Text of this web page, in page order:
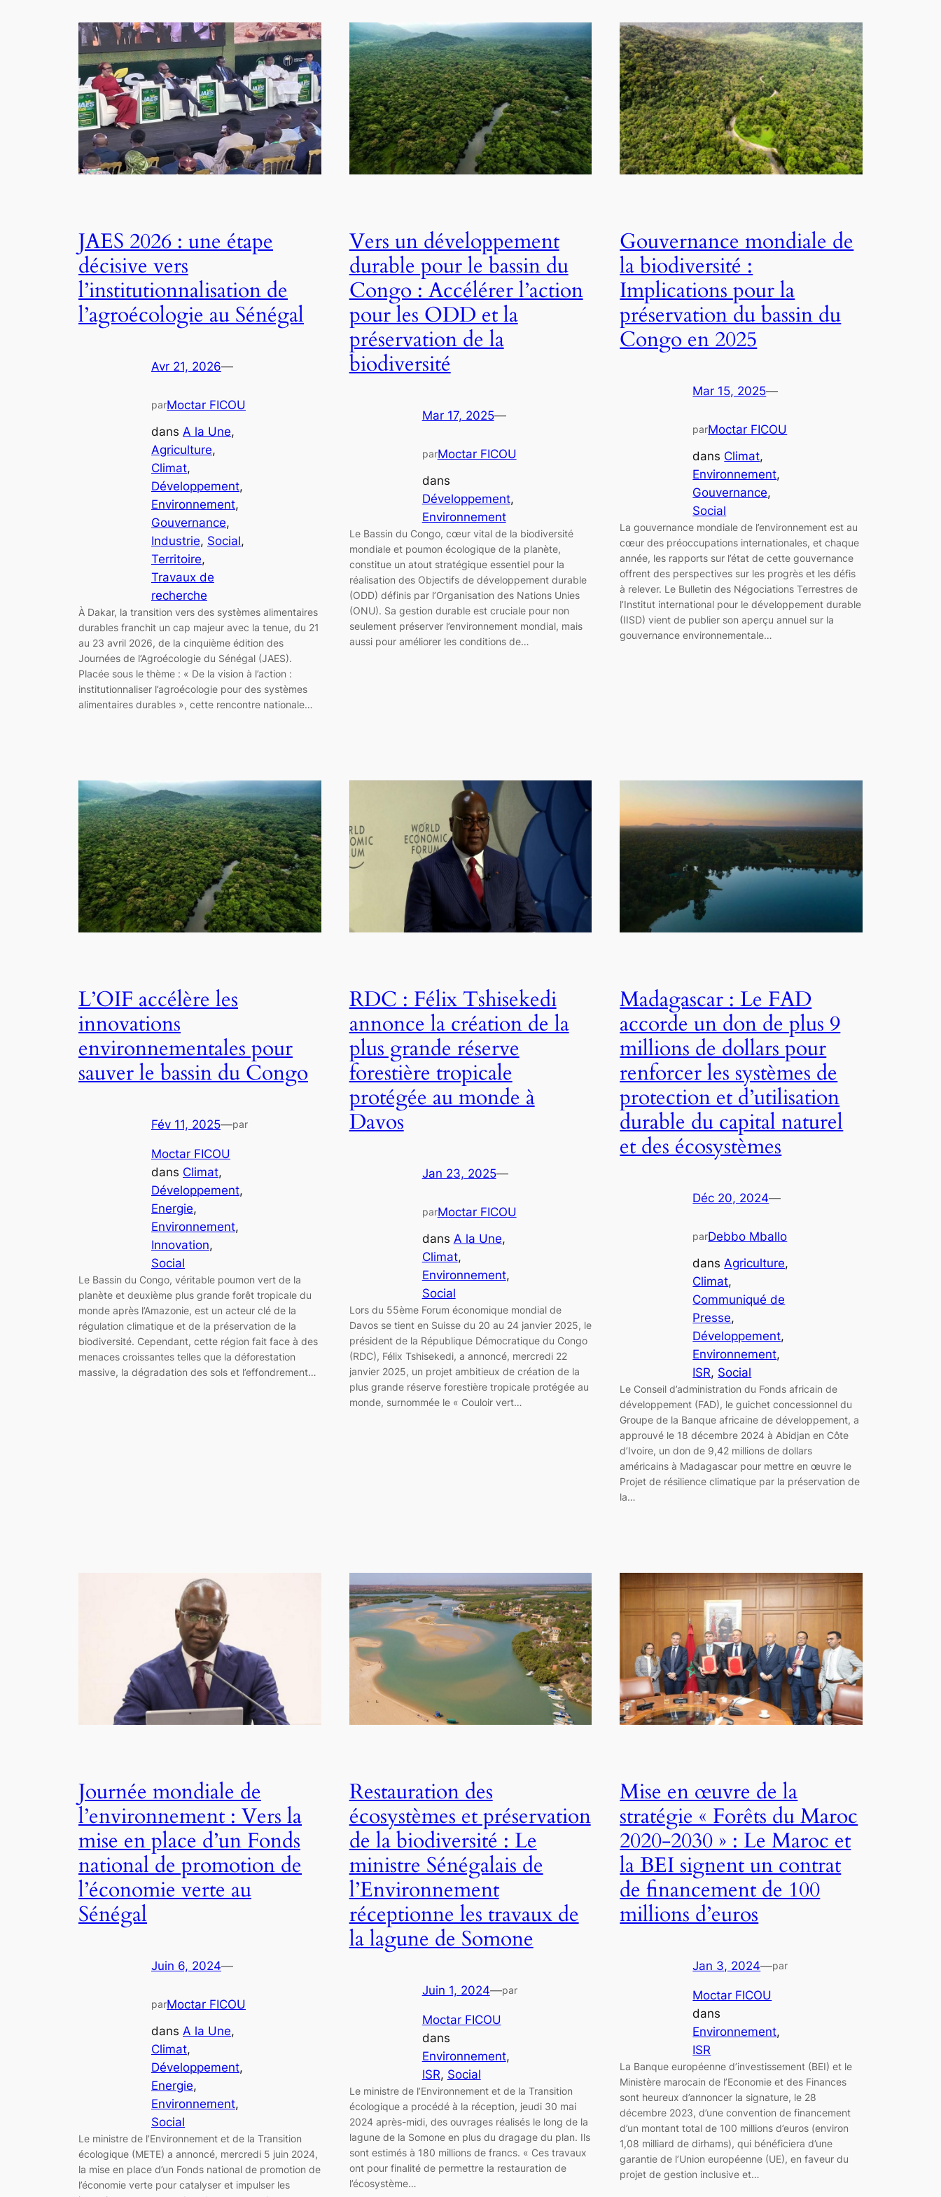
JAES 2026 : une étape
décisive vers
l’institutionnalisation de
l’agroécologie au Sénégal
Avr 21, 2026—
parMoctar FICOU
dans A la Une
Agriculture
Climat
Développement
Environnement
Gouvernance
Industrie, Social
Territoire
Travaux de
recherche
À Dakar, la transition vers des systèmes alimentaires
durables franchit un cap majeur avec la tenue, du 21
au 23 avril 2026, de la cinquième édition des
Journées de l’Agroécologie du Sénégal (JAES).
Placée sous le thème : « De la vision à l’action :
institutionnaliser l’agroécologie pour des systèmes
alimentaires durables », cette rencontre nationale…
Vers un développement
durable pour le bassin du
Congo : Accélérer l’action
pour les ODD et la
préservation de la
biodiversité
Mar 17, 2025—
parMoctar FICOU
dans
Développement
Environnement
Le Bassin du Congo, cœur vital de la biodiversité
mondiale et poumon écologique de la planète,
constitue un atout stratégique essentiel pour la
réalisation des Objectifs de développement durable
(ODD) définis par l’Organisation des Nations Unies
(ONU). Sa gestion durable est cruciale pour non
seulement préserver l’environnement mondial, mais
aussi pour améliorer les conditions de…
Gouvernance mondiale de
la biodiversité :
Implications pour la
préservation du bassin du
Congo en 2025
Mar 15, 2025—
parMoctar FICOU
dans Climat
Environnement
Gouvernance
Social
La gouvernance mondiale de l’environnement est au
cœur des préoccupations internationales, et chaque
année, les rapports sur l’état de cette gouvernance
offrent des perspectives sur les progrès et les défis
à relever. Le Bulletin des Négociations Terrestres de
l’Institut international pour le développement durable
(IISD) vient de publier son aperçu annuel sur la
gouvernance environnementale…
L’OIF accélère les
innovations
environnementales pour
sauver le bassin du Congo
Fév 11, 2025—par
Moctar FICOU
dans Climat
Développement
Energie
Environnement
Innovation
Social
Le Bassin du Congo, véritable poumon vert de la
planète et deuxième plus grande forêt tropicale du
monde après l’Amazonie, est un acteur clé de la
régulation climatique et de la préservation de la
biodiversité. Cependant, cette région fait face à des
menaces croissantes telles que la déforestation
massive, la dégradation des sols et l’effondrement…
RDC : Félix Tshisekedi
annonce la création de la
plus grande réserve
forestière tropicale
protégée au monde à
Davos
Jan 23, 2025—
parMoctar FICOU
dans A la Une
Climat
Environnement
Social
Lors du 55ème Forum économique mondial de
Davos se tient en Suisse du 20 au 24 janvier 2025, le
président de la République Démocratique du Congo
(RDC), Félix Tshisekedi, a annoncé, mercredi 22
janvier 2025, un projet ambitieux de création de la
plus grande réserve forestière tropicale protégée au
monde, surnommée le « Couloir vert…
Madagascar : Le FAD
accorde un don de plus 9
millions de dollars pour
renforcer les systèmes de
protection et d’utilisation
durable du capital naturel
et des écosystèmes
Déc 20, 2024—
parDebbo Mballo
dansAgriculture
Climat
Communiqué de
Presse
Développement
Environnement
ISR, Social
Le Conseil d’administration du Fonds africain de
développement (FAD), le guichet concessionnel du
Groupe de la Banque africaine de développement, a
approuvé le 18 décembre 2024 à Abidjan en Côte
d’Ivoire, un don de 9,42 millions de dollars
américains à Madagascar pour mettre en œuvre le
Projet de résilience climatique par la préservation de
la…
Journée mondiale de
l’environnement : Vers la
mise en place d’un Fonds
national de promotion de
l’économie verte au
Sénégal
Juin 6, 2024—
parMoctar FICOU
dans A la Une
Climat
Développement
Energie
Environnement
Social
Le ministre de l’Environnement et de la Transition
écologique (METE) a annoncé, mercredi 5 juin 2024,
la mise en place d’un Fonds national de promotion de
l’économie verte pour catalyser et impulser les
Restauration des
écosystèmes et préservation
de la biodiversité : Le
ministre Sénégalais de
l’Environnement
réceptionne les travaux de
la lagune de Somone
Juin 1, 2024—par
Moctar FICOU
dans
Environnement
ISR, Social
Le ministre de l’Environnement et de la Transition
écologique a procédé à la réception, jeudi 30 mai
2024 après-midi, des ouvrages réalisés le long de la
lagune de la Somone en plus du dragage du plan. Ils
sont estimés à 180 millions de francs. « Ces travaux
ont pour finalité de permettre la restauration de
l’écosystème…
Mise en œuvre de la
stratégie « Forêts du Maroc
2020-2030 » : Le Maroc et
la BEI signent un contrat
de financement de 100
millions d’euros
Jan 3, 2024—par
Moctar FICOU
dans
Environnement
ISR
La Banque européenne d’investissement (BEI) et le
Ministère marocain de l’Economie et des Finances
sont heureux d’annoncer la signature, le 28
décembre 2023, d’une convention de financement
d’un montant total de 100 millions d’euros (environ
1,08 milliard de dirhams), qui bénéficiera d’une
garantie de l’Union européenne (UE), en faveur du
projet de gestion inclusive et…